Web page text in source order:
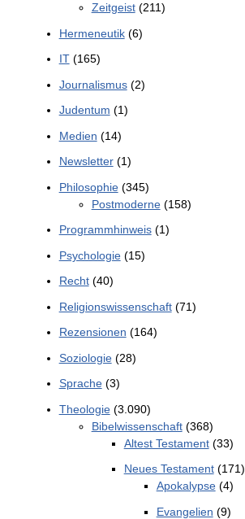
Zeitgeist(211)
Hermeneutik(6)
IT(165)
Journalismus(2)
Judentum (1)
Medien (14)
Newsletter(1)
Philosophie(345)
Postmoderne(158)
Programmhinweis(1)
Psychologie(15)
Recht(40)
Religionswissenschaft(71)
Rezensionen (164)
Soziologie(28)
Sprache(3)
Theologie(3.090)
Bibelwissenschaft(368)
Altest Testament(33)
Neues Testament(171)
Apokalypse(4)
Evangelien (9)